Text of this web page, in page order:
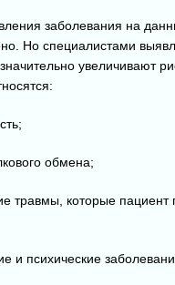
заболевания на
Но специалистами
увеличивают
обмена;
травмы, которые пациент
и психические